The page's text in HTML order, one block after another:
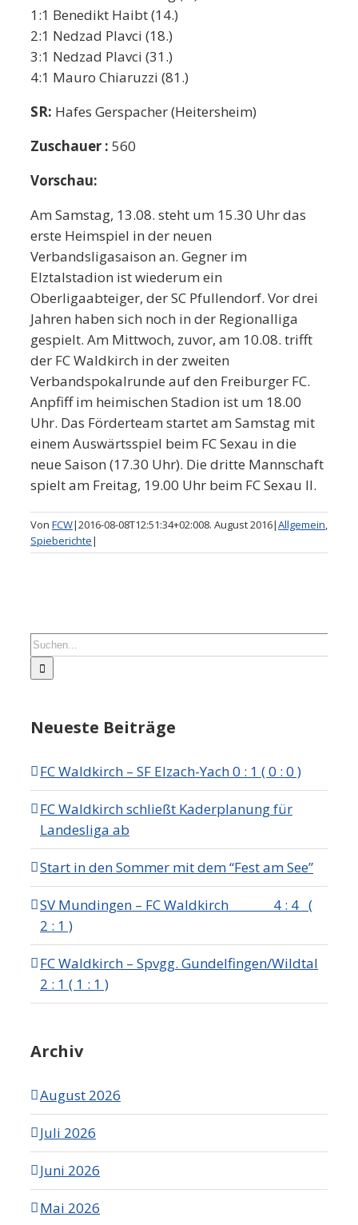
1:1 Benedikt Haibt (14.)
2:1 Nedzad Plavci (18.)
3:1 Nedzad Plavci (31.)
4:1 Mauro Chiaruzzi (81.)
SR: Hafes Gerspacher (Heitersheim)
Zuschauer : 560
Vorschau:
Am Samstag, 13.08. steht um 15.30 Uhr das
erste Heimspiel in der neuen
Verbandsligasaison an. Gegner im
Elztalstadion ist wiederum ein
Oberligaabteiger, der SC Pfullendorf. Vor drei
Jahren haben sich noch in der Regionalliga
gespielt. Am Mittwoch, zuvor, am 10.08. trifft
der FC Waldkirch in der zweiten
Verbandspokalrunde auf den Freiburger FC.
Anpfiff im heimischen Stadion ist um 18.00
Uhr. Das Förderteam startet am Samstag mit
einem Auswärtsspiel beim FC Sexau in die
neue Saison (17.30 Uhr). Die dritte Mannschaft
spielt am Freitag, 19.00 Uhr beim FC Sexau II.
Von FCW|2016-08-08T12:51:34+02:008. August 2016|Allgemein,
Spieberichte|
Suche
nach:
Neueste Beiträge
FC Waldkirch – SF Elzach-Yach 0 : 1 ( 0 : 0 )
FC Waldkirch schließt Kaderplanung für
Landesliga ab
Start in den Sommer mit dem “Fest am See”
SV Mundingen – FC Waldkirch 4 : 4 (
2 : 1 )
FC Waldkirch – Spvgg. Gundelfingen/Wildtal
2 : 1 ( 1 : 1 )
Archiv
August 2026
Juli 2026
Juni 2026
Mai 2026